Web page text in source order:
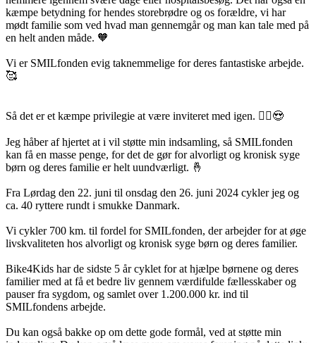
kæmpe betydning for hendes storebrødre og os forældre, vi har
mødt familie som ved hvad man gennemgår og man kan tale med på
en helt anden måde. 🧡
Vi er SMILfonden evig taknemmelige for deres fantastiske arbejde.
🥰
Så det er et kæmpe privilegie at være inviteret med igen. 🚴‍♂️😍
Jeg håber af hjertet at i vil støtte min indsamling, så SMILfonden
kan få en masse penge, for det de gør for alvorligt og kronisk syge
børn og deres familie er helt uundværligt. 🤞
Fra Lørdag den 22. juni til onsdag den 26. juni 2024 cykler jeg og
ca. 40 ryttere rundt i smukke Danmark.
Vi cykler 700 km. til fordel for SMILfonden, der arbejder for at øge
livskvaliteten hos alvorligt og kronisk syge børn og deres familier.
Bike4Kids har de sidste 5 år cyklet for at hjælpe børnene og deres
familier med at få et bedre liv gennem værdifulde fællesskaber og
pauser fra sygdom, og samlet over 1.200.000 kr. ind til
SMILfondens arbejde.
Du kan også bakke op om dette gode formål, ved at støtte min